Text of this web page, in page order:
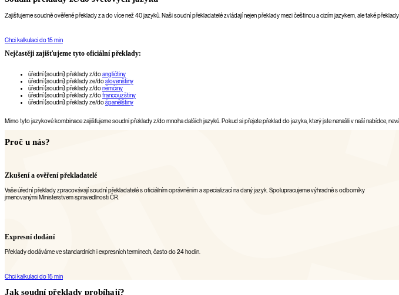
Zajišťujeme soudně ověřené překlady z a do více než 40 jazyků. Naši soudní překladatelé zvládají nejen překlady mezi češtinou a cizím jazykem, ale také
Chci kalkulaci do 15 min
Nejčastěji zajišťujeme tyto oficiální překlady:
úřední (soudní) překlady z/doangličtiny
úřední (soudní) překlady ze/doslovenštiny
úřední (soudní) překlady z/doněmčiny
úřední (soudní) překlady z/dofrancouzštiny
úřední (soudní) překlady ze/došpanělštiny
Mimo tyto jazykové kombinace zajišťujeme soudní překlady z/do mnoha dalších jazyků. Pokud si přejete překlad do jazyka, který jste nenašli v naší nabídce,
Proč u nás?
Zkušení a ověření překladatelé
Vaše úřední překlady zpracovávají soudní překladatelé s oficiálním oprávněním a specializací na daný jazyk. Spolupracujeme výhradně s odborníky
jmenovanými Ministerstvem spravedlnosti ČR.
Expresní dodání
Překlady dodáváme ve standardních i expresních termínech, často do 24 hodin.
Chci kalkulaci do 15 min
Jak soudní překlady probíhají?